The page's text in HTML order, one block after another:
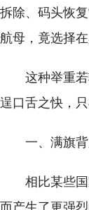
拆除、码头恢
航母，竟选择
这种举重
逞口舌之快，
一、满旗
相比某些
而产生了更强